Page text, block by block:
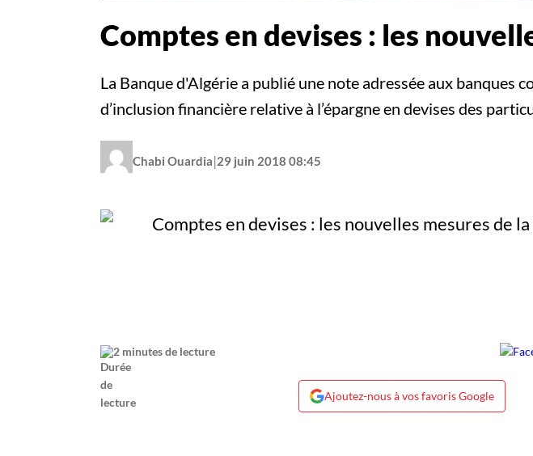
Comptes en devises : les
La Banque d'Algérie a publié une note adressée aux
d’inclusion financière relative à l’épargne en devises des
Chabi Ouardia|29 juin 2018 08:45
2 minutes de lecture
Ajoutez-nous à vos favoris Google